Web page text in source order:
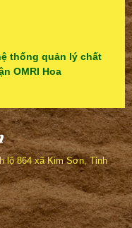
thống quản lý chất
OMRI Hoa
lộ 864 xã Kim Sơn, Tỉnh